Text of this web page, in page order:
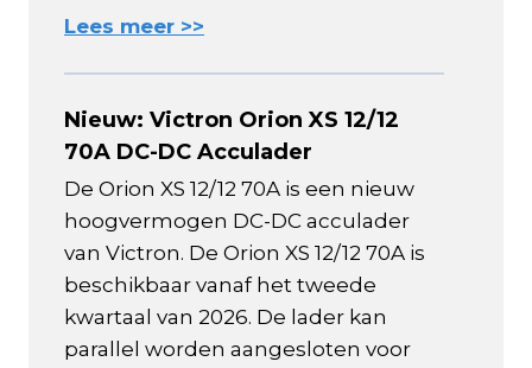
Lees meer >>
Nieuw: Victron Orion XS 12/12
70A DC-DC Acculader
De Orion XS 12/12 70A is een nieuw
hoogvermogen DC-DC acculader
van Victron. De Orion XS 12/12 70A is
beschikbaar vanaf het tweede
kwartaal van 2026. De lader kan
parallel worden aangesloten voor